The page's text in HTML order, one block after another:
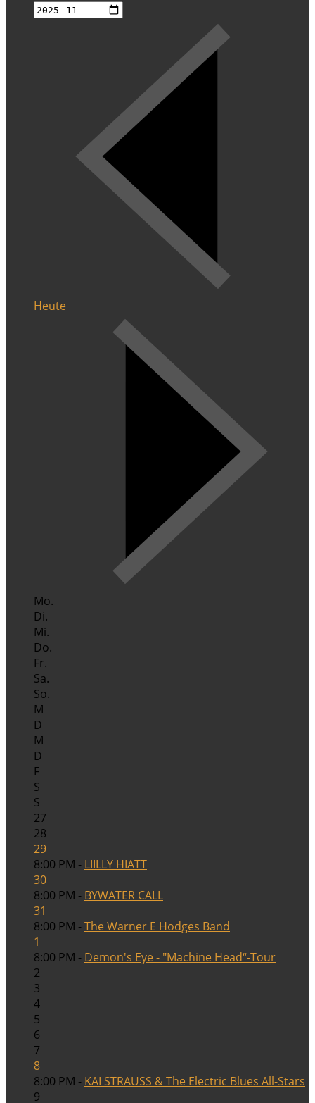
Heute
Mo.
Di.
Mi.
Do.
Fr.
Sa.
So.
M
D
M
D
F
S
S
27
28
29
8:00 PM - LIILLY HIATT
30
8:00 PM - BYWATER CALL
31
8:00 PM -The Warner E Hodges Band
1
8:00 PM - Demon's Eye - "Machine Head“-Tour
2
3
4
5
6
7
8
8:00 PM - KAI STRAUSS & The Electric Blues All-Stars
9